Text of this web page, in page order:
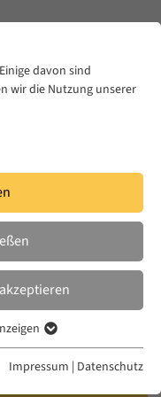
Elite: The
Elite in
davon sind
wir die Nutzung unserer
Funktionen der
Impressum | Datenschutz